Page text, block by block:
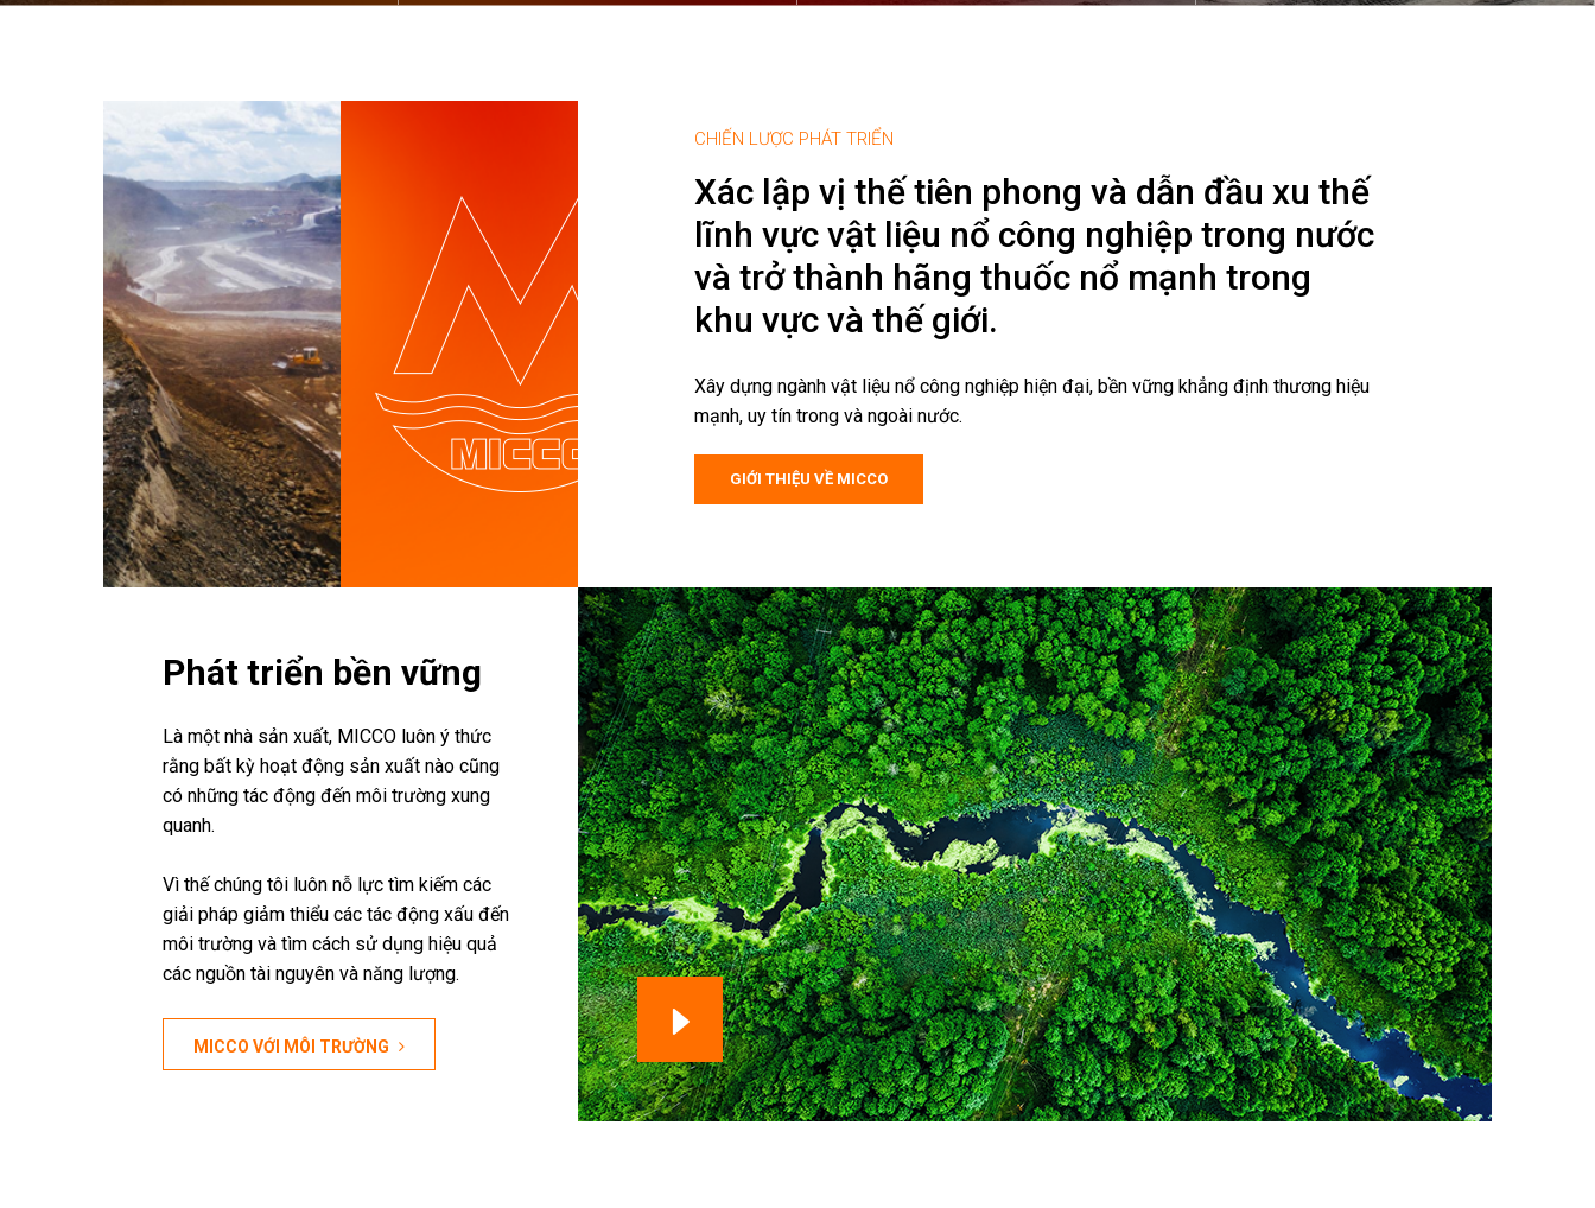
Nam (2/9/1945 - 2/9/2020)
CHIẾN LƯỢC PHÁT TRIỂN
Xác lập vị thế tiên phong và dẫn đầu xu thế
lĩnh vực vật liệu nổ công nghiệp trong nước
và trở thành hãng thuốc nổ mạnh trong
khu vực và thế giới.
Xây dựng ngành vật liệu nổ công nghiệp hiện đại, bền vững khẳng định thương hiệu
mạnh, uy tín trong và ngoài nước.
GIỚI THIỆU VỀ MICCO
Phát triển bền vững
Là một nhà sản xuất, MICCO luôn ý thức
rằng bất kỳ hoạt động sản xuất nào cũng
có những tác động đến môi trường xung
quanh.
Vì thế chúng tôi luôn nỗ lực tìm kiếm các
giải pháp giảm thiểu các tác động xấu đến
môi trường và tìm cách sử dụng hiệu quả
các nguồn tài nguyên và năng lượng.
MICCO VỚI MÔI TRƯỜNG